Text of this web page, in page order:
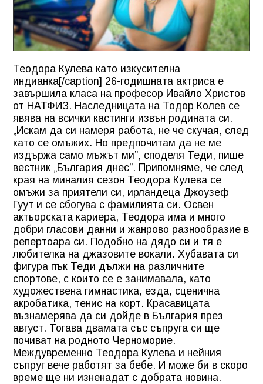
Теодора Кулева като изкусителна
индианка[/caption] 26-годишната актриса е
завършила класа на професор Ивайло Христов
от НАТФИЗ. Наследницата на Тодор Колев се
явява на всички кастинги извън родината си.
„Искам да си намеря работа, не че скучая, след
като се омъжих. Но предпочитам да не ме
издържа само мъжът ми”, споделя Теди, пише
вестник „България днес”. Припомняме, че след
края на миналия сезон Теодора Кулева се
омъжи за приятели си, ирландеца Джоузеф
Гуут и се сбогува с фамилията си. Освен
актьорската кариера, Теодора има и много
добри гласови данни и жанрово разнообразие в
репертоара си. Подобно на дядо си и тя е
любителка на джазовите вокали. Хубавата си
фигура пък Теди дължи на различните
спортове, с които се е занимавала, като
художествена гимнастика, езда, сценична
акробатика, тенис на корт. Красавицата
възнамерява да си дойде в България през
август. Тогава двамата със съпруга си ще
почиват на родното Черноморие.
Междувременно Теодора Кулева и нейния
съпруг вече работят за бебе. И може би в скоро
време ще ни изненадат с добрата новина.